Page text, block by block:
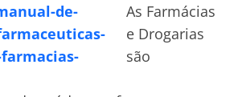
As Farmácias
e Drogarias
são